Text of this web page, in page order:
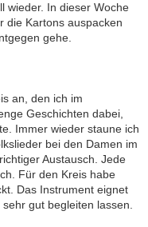
wieder. In dieser Woche
die Kartons auspacken
gehe.
an, den ich im
Geschichten dabei,
Immer wieder staune ich
bei den Damen im
Austausch. Jede
Für den Kreis habe
Das Instrument eignet
gut begleiten lassen.